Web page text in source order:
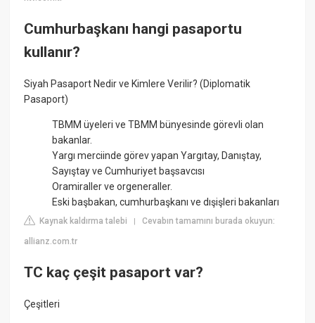
Cumhurbaşkanı hangi pasaportu
kullanır?
Siyah Pasaport Nedir ve Kimlere Verilir? (Diplomatik
Pasaport)
TBMM üyeleri ve TBMM bünyesinde görevli olan
bakanlar.
Yargı merciinde görev yapan Yargıtay, Danıştay,
Sayıştay ve Cumhuriyet başsavcısı
Oramiraller ve orgeneraller.
Eski başbakan, cumhurbaşkanı ve dışişleri bakanları
Kaynak kaldırma talebi |Cevabın tamamını burada okuyun:
allianz.com.tr
TC kaç çeşit pasaport var?
Çeşitleri